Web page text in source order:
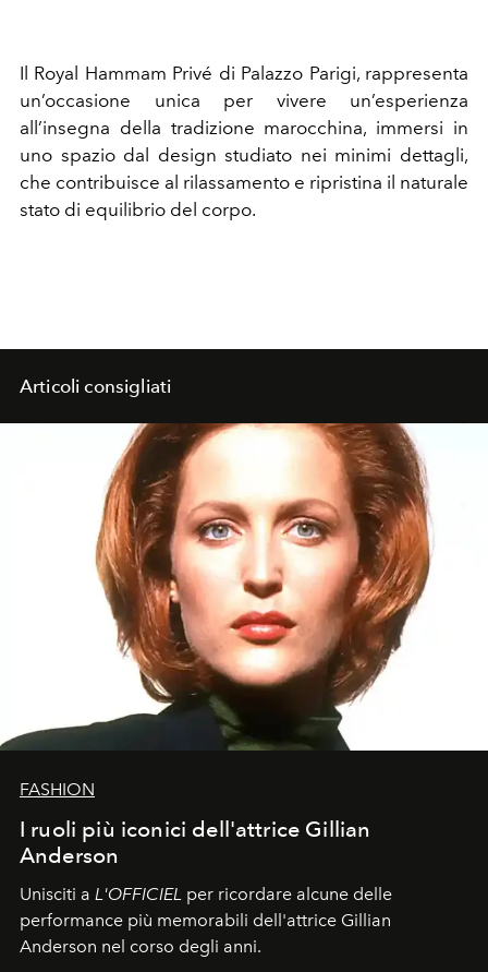
Il Royal Hammam Privé di Palazzo Parigi, rappresenta
un’occasione unica per vivere un’esperienza
all’insegna della tradizione marocchina, immersi in
uno spazio dal design studiato nei minimi dettagli,
che contribuisce al rilassamento e ripristina il naturale
stato di equilibrio del corpo.
Articoli consigliati
FASHION
I ruoli più iconici dell'attrice Gillian
Anderson
Unisciti a L'OFFICIEL per ricordare alcune delle
performance più memorabili dell'attrice Gillian
Anderson nel corso degli anni.